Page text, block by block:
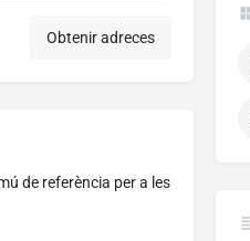
Obtenir adreces
de referència per a les